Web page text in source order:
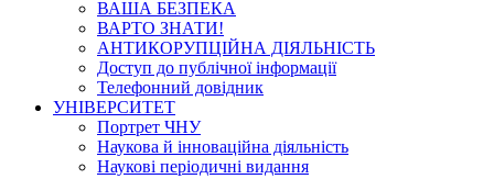
ВАША БЕЗПЕКА
ВАРТО ЗНАТИ!
АНТИКОРУПЦІЙНА ДІЯЛЬНІСТЬ
Доступ до публічної інформації
Телефонний довідник
УНІВЕРСИТЕТ
Портрет ЧНУ
Наукова й інноваційна діяльність
Наукові періодичні видання